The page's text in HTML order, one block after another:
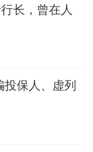
长，曾在人
保人、虚列